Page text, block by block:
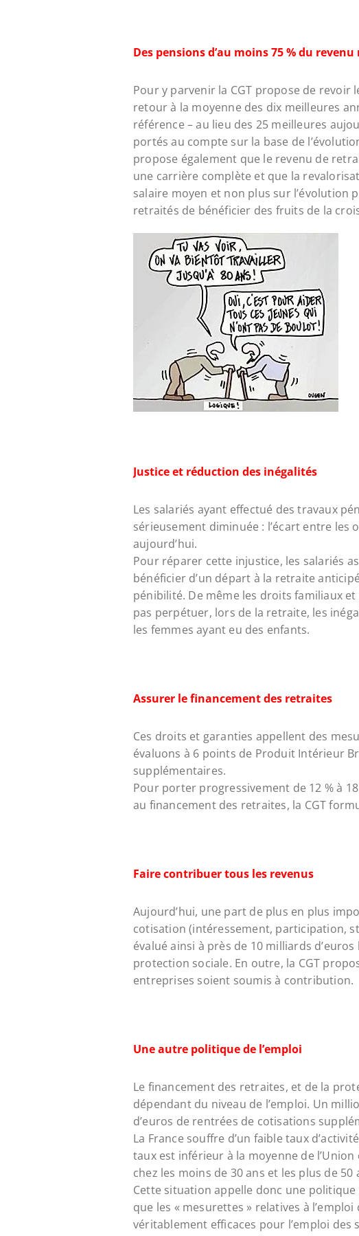
Des pensions d’au moins 75 % du
Pour y parvenir la CGT propose de revoir
retour à la moyenne des dix meilleures
référence – au lieu des 25 meilleures
portés au compte sur la base de
propose également que le revenu de
une carrière complète et que la
salaire moyen et non plus sur l’évolution
retraités de bénéficier des fruits de la
Justice et réduction des inégalités
Les salariés ayant effectué des travaux
sérieusement diminuée : l’écart entre les
aujourd’hui.
Pour réparer cette injustice, les salariés
bénéficier d’un départ à la retraite
pénibilité. De même les droits familiaux
pas perpétuer, lors de la retraite, les
les femmes ayant eu des enfants.
Assurer le financement des retraites
Ces droits et garanties appellent des
évaluons à 6 points de Produit Intérieur
supplémentaires.
Pour porter progressivement de 12 % à
au financement des retraites, la CGT
Faire contribuer tous les revenus
Aujourd’hui, une part de plus en plus
cotisation (intéressement, participation,
évalué ainsi à près de 10 milliards
protection sociale. En outre, la CGT
entreprises soient soumis à contribution.
Une autre politique de l’emploi
Le financement des retraites, et de la
dépendant du niveau de l’emploi. Un
d’euros de rentrées de cotisations
La France souffre d’un faible taux
taux est inférieur à la moyenne de
chez les moins de 30 ans et les plus de 50
Cette situation appelle donc une
que les « mesurettes » relatives à
véritablement efficaces pour l’emploi des